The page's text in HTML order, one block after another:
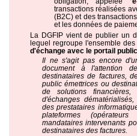
transactions réalisées
(B2C) et des
et les données de
La DGFIP vient de publier un
lequel regroupe l'ensemble
d'échange avec le portail
Il ne s'agit pas encore
document à l'attention
destinataires de factures,
public émettrices ou
de solutions
d'échanges
des prestataires
plateformes
mandataires intervenants
destinataires des factures.